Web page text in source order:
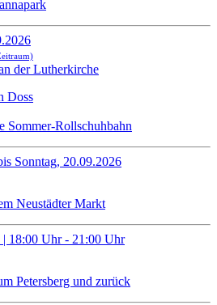
der Lutherkirche
Sommer-Rollschuhbahn
Sonntag, 20.09.2026
Neustädter Markt
| 18:00 Uhr - 21:00 Uhr
Petersberg und zurück